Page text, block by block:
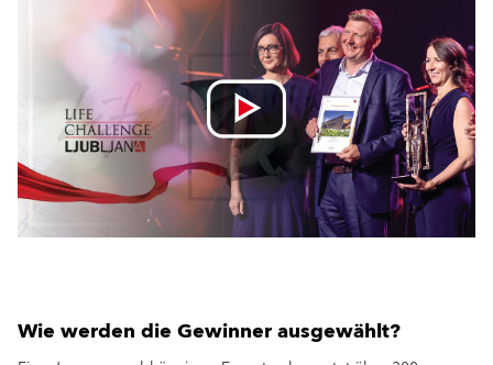
Wie werden die Gewinner ausgewählt?